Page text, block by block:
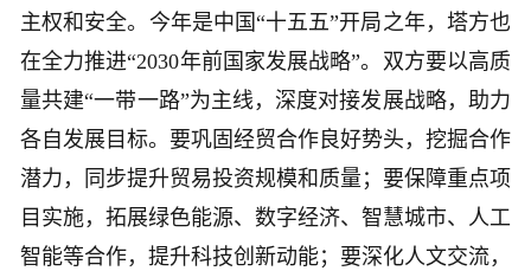
主权和安全。今年是中国“十五五”开局之年，塔方也
在全力推进“2030年前国家发展战略”。双方要以高质
量共建“一带一路”为主线，深度对接发展战略，助力
各自发展目标。要巩固经贸合作良好势头，挖掘合作
潜力，同步提升贸易投资规模和质量；要保障重点项
目实施，拓展绿色能源、数字经济、智慧城市、人工
智能等合作，提升科技创新动能；要深化人文交流，